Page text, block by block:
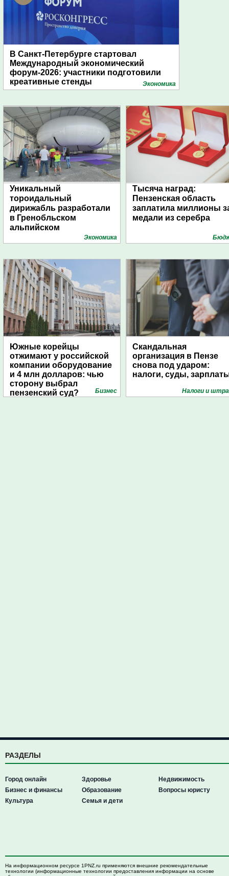
В Санкт-Петербурге стартовал
Международный экономический
форум-2026: участники подготовили
креативные стенды
Экономика
Уникальный
тороидальный
дирижабль разработали
в Гренобльском
альпийском
Экономика
Тысяча наград:
Пензенская область
заплатила миллионы
медали из серебра
Южные корейцы
отжимают у российской
компании оборудование
и 4 млн долларов: чью
сторону выбрал
пензенский суд?
Бизнес
Скандальная
организация в Пензе
снова под ударом:
налоги, суды,
Налоги и
РАЗДЕЛЫ
Город онлайн
Бизнес и финансы
Культура
Здоровье
Образование
Семья и дети
Недвижимость
Вопросы юристу
На информационном ресурсе 1PNZ.ru применяются внешние рекомендательные
технологии (информационные технологии предоставления информации на основе